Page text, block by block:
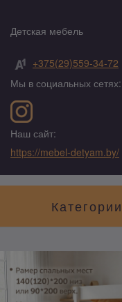
Детская мебель
+375(29)559-34-72
Мы в социальных сетях:
Наш сайт:
https://mebel-detyam.by/